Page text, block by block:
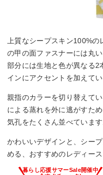
上質なシープスキン100%の
の甲の面ファスナーには丸
部分には生地と色が異なる2
インにアクセントを加えてい
親指のカラーを切り替えて
による蒸れを外に逃がすた
気孔をたくさん並べています
かわいいデザインと、シー
める、おすすめのレディー